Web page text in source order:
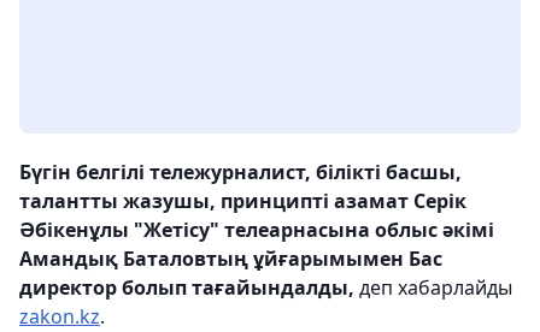
Бүгін белгілі тележурналист, білікті басшы,
талантты жазушы, принципті азамат Серік
Әбікенұлы "Жетісу" телеарнасына облыс әкімі
Амандық Баталовтың ұйғарымымен Бас
директор болып тағайындалды, деп хабарлайды
zakon.kz.